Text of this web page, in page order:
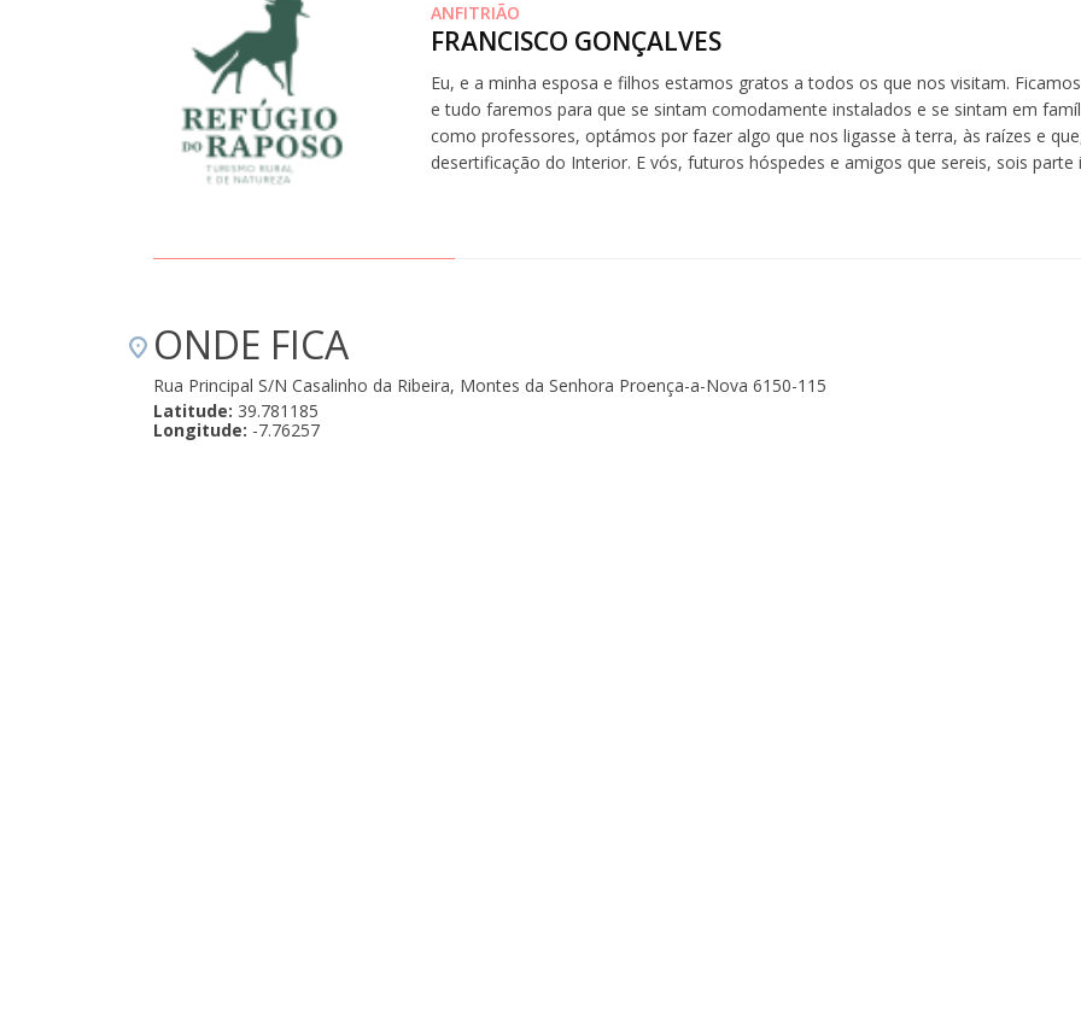
ANFITRIÃO
FRANCISCO GONÇALVES
Eu, e a minha esposa e filhos estamos gratos a todos os que nos visitam.
e tudo faremos para que se sintam comodamente instalados e se sintam em
como professores, optámos por fazer algo que nos ligasse à terra, às raízes e
desertificação do Interior. E vós, futuros hóspedes e amigos que sereis, sois
ONDE FICA
Rua Principal S/N Casalinho da Ribeira, Montes da Senhora Proença-a-Nova 6150-115
Latitude: 39.781185
Longitude: -7.76257